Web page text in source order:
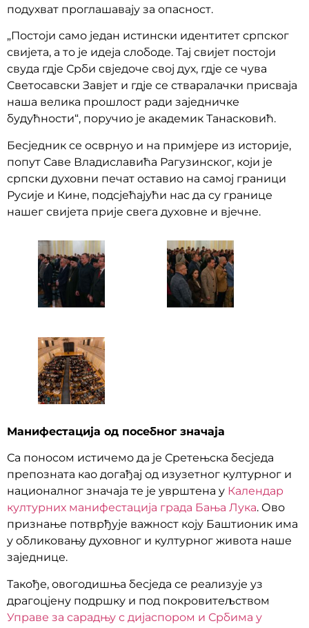
подухват проглашавају за опасност.
„Постоји само један истински идентитет српског
свијета, а то је идеја слободе. Тај свијет постоји
свуда гдје Срби свједоче свој дух, гдје се чува
Светосавски Завјет и гдје се стваралачки присваја
наша велика прошлост ради заједничке
будућности“, поручио је академик Танасковић.
Бесједник се осврнуо и на примјере из историје,
попут Саве Владиславића Рагузинског, који је
српски духовни печат оставио на самој граници
Русије и Кине, подсјећајући нас да су границе
нашег свијета прије свега духовне и вјечне.
Манифестација од посебног значаја
Са поносом истичемо да је Сретењска бесједа
препозната као догађај од изузетног културног и
националног значаја те је уврштена у Календар
културних манифестација града Бања Лука. Ово
признање потврђује важност коју Баштионик има
у обликовању духовног и културног живота наше
заједнице.
Такође, овогодишња бесједа се реализује уз
драгоцјену подршку и под покровитељством
Управе за сарадњу с дијаспором и Србима у